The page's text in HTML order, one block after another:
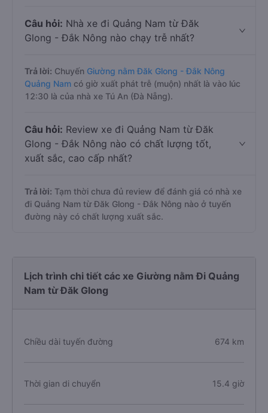
Câu hỏi: Nhà xe đi Quảng Nam từ Đăk
Glong - Đắk Nông nào chạy trễ nhất?
Trả lời: Chuyến Giường nằm Đăk Glong - Đắk Nông
Quảng Nam có giờ xuất phát trễ (muộn) nhất là vào lúc
12:30 là của nhà xe Tú An (Đà Nẵng).
Câu hỏi: Review xe đi Quảng Nam từ Đăk
Glong - Đắk Nông nào có chất lượng tốt,
xuất sắc, cao cấp nhất?
Trả lời: Tạm thời chưa đủ review để đánh giá có nhà xe
đi Quảng Nam từ Đăk Glong - Đắk Nông nào ở tuyến
đường này có chất lượng xuất sắc.
Lịch trình chi tiết các xe Giường nằm Đi Quảng
Nam từ Đăk Glong
Chiều dài tuyến đường 674 km
Thời gian di chuyển 15.4 giờ